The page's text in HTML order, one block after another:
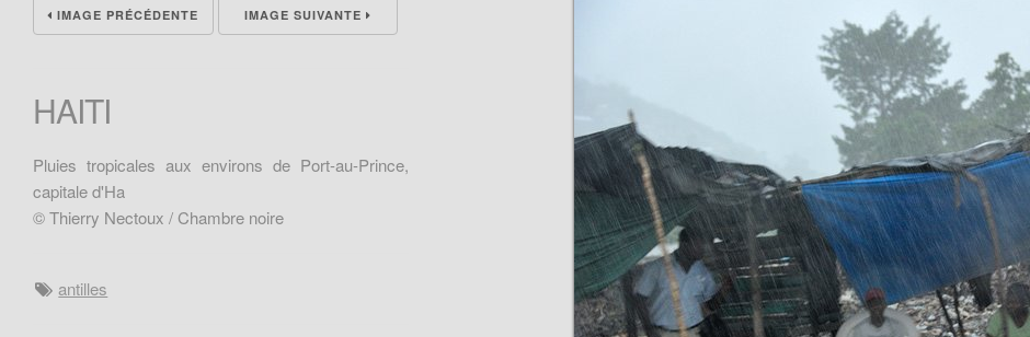
IMAGE PRÉCÉDENTE IMAGE SUIVANTE
HAITI
Pluies tropicales aux environs de Port-au-Prince,
capitale d'Ha
© Thierry Nectoux / Chambre noire
antilles